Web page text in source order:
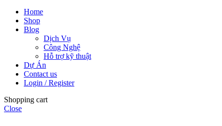
Home
Shop
Blog
Dịch Vụ
Công Nghệ
Hỗ trợ kỹ thuật
Dự Án
Contact us
Login / Register
Shopping cart
Close